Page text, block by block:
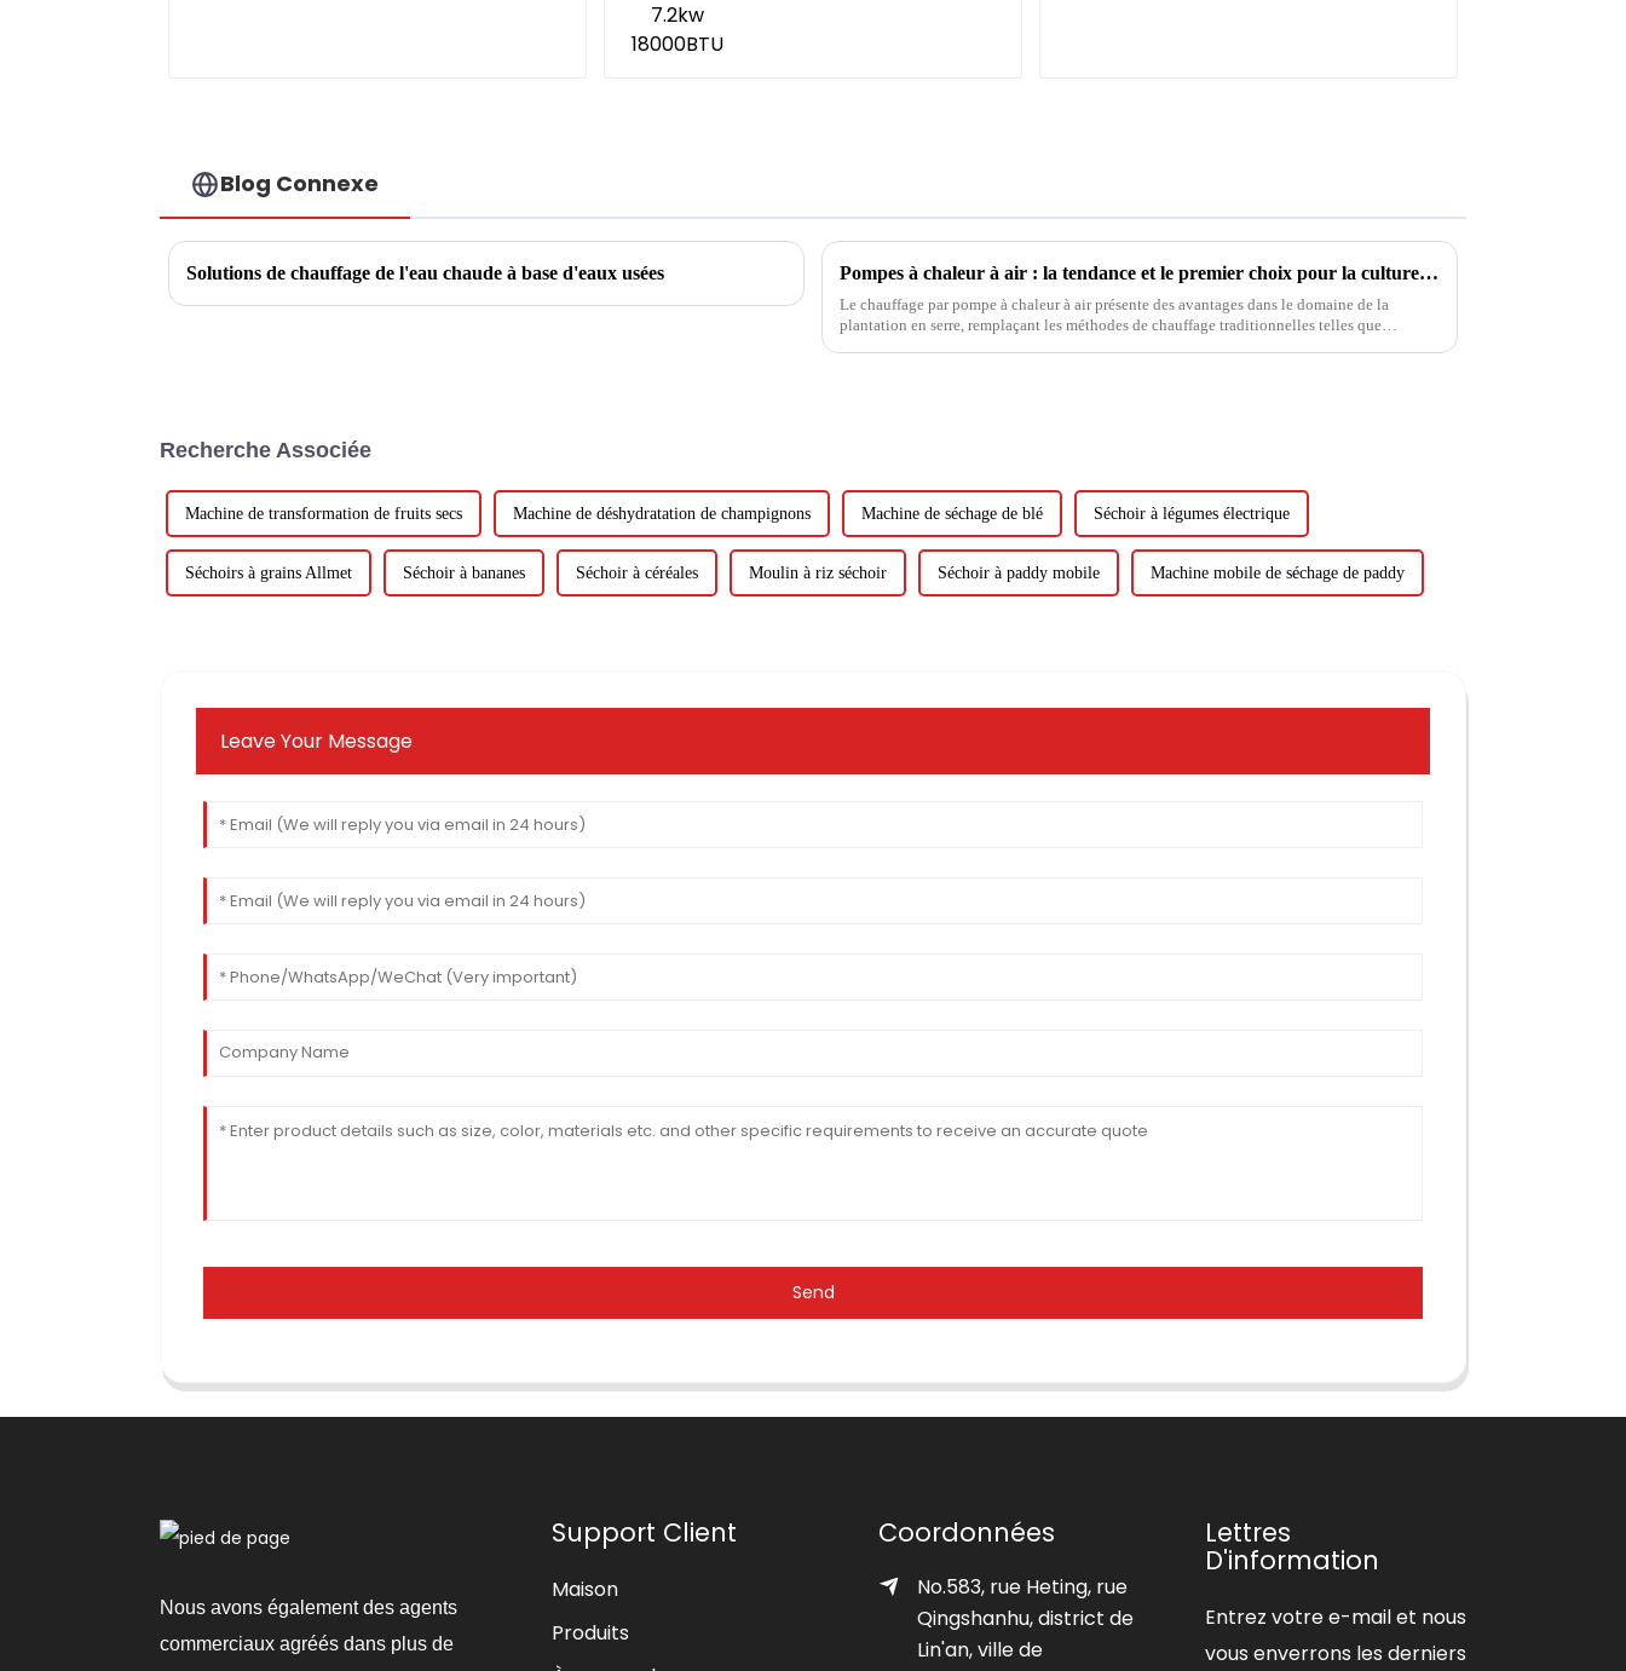
Blog Connexe
Solutions de chauffage de l'eau chaude à base d'eaux usées Pompes à chaleur à air : la tendance et le premier choix pour la culture et le chauffage des serres
Le chauffage par pompe à chaleur à air présente des avantages dans le domaine de la
plantation en serre, remplaçant les méthodes de chauffage traditionnelles telles que
Recherche Associée
Machine de transformation de fruits secs Machine de déshydratation de champignons Machine de séchage de blé Séchoir à légumes électrique
Séchoirs à grains Allmet Séchoir à bananes Séchoir à céréales Moulin à riz séchoir Séchoir à paddy mobile Machine mobile de séchage de paddy
Leave Your Message
Send
Nous avons également des agents
commerciaux agréés dans plus de
Support Client
Maison
Produits
Coordonnées
No.583, rue Heting, rue
Qingshanhu, district de
Lin'an, ville de
Lettres
D'information
Entrez votre e-mail et nous
vous enverrons les derniers